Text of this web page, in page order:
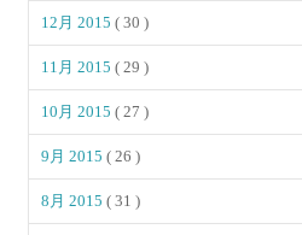
12月 2015( 30 )
11月 2015( 29 )
10月 2015( 27 )
9月 2015( 26 )
8月 2015( 31 )